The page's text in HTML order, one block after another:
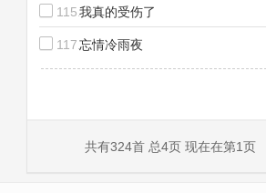
115.我真的受伤了
117.忘情冷雨夜
共有324首 总4页 现在在第1页